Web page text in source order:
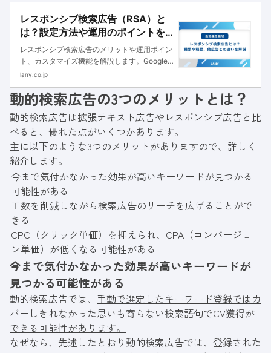
レスポンシブ検索広告（RSA）と
は？設定方法や運用のポイントを
解説
レスポンシブ検索広告のメリットや運用ポイン
ト、カスタマイズ機能を解説します。Google
広告とYahoo!広告の両方の設定方法も紹介する
参考にしてください。
lany.co.jp
動的検索広告の3つのメリットとは？
動的検索広告は拡張テキスト広告やレスポンシブ広告と比
べると、優れた点がいくつかあります。
主に以下のような3つのメリットがありますので、詳しく
紹介します。
今まで気付かなかった効果が高いキーワードが見つかる
可能性がある
工数を削減しながら検索広告のリーチを広げることがで
きる
CPC（クリック単価）を抑えられ、CPA（コンバージョ
ン単価）が低くなる可能性がある
今まで気付かなかった効果が高いキーワードが
見つかる可能性がある
動的検索広告では、 手動で選定したキーワード登録ではカ
バーしきれなかった思いも寄らない検索語句でCV獲得が
できる可能性があります。
なぜなら、先述したとおり動的検索広告では、登録された